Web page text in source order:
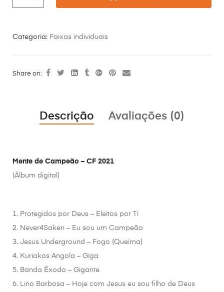
Categoria: Faixas individuais
Share on:
Descrição Avaliações (0)
Mente de Campeão – CF 2021
(Álbum digital)
1. Protegidos por Deus – Eleitos por Ti
2. Never4Saken – Eu sou um Campeão
3. Jesus Underground – Fogo (Queima)
4. Kuriakos Angola – Giga
5. Banda Êxodo – Gigante
6. Lino Barbosa – Hoje com Jesus eu sou filho de Deus